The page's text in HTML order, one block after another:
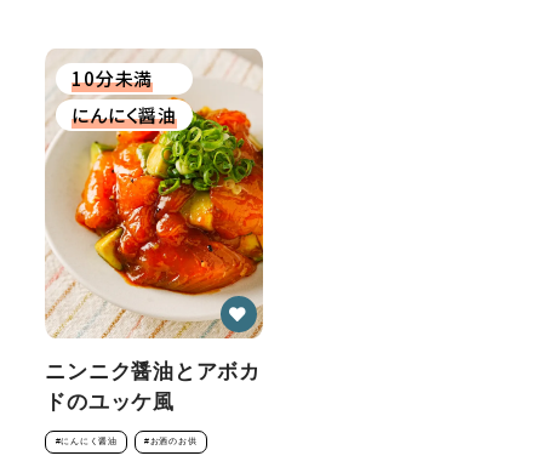
10分未満
にんにく醤油
ニンニク醤油とアボカ
ドのユッケ⾵
#にんにく醤油 #お酒のお供